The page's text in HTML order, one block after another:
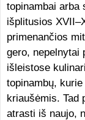
topinambai arba
išplitusios
primenančios
gero, nepelnytai
išleistose
topinambų,
kriaušėmis. Tad
atrasti iš naujo,